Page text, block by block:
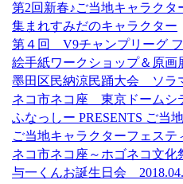
第2回新春♪ご当地キャラク
集まれすみだのキャラクター
第４回 V9チャンプリーグ
絵手紙ワークショップ＆原画
墨田区民納涼民踊大会 ソラ
ネコ市ネコ座 東京ドームシ
ふなっしー PRESENTS ご当
ご当地キャラクターフェス
ネコ市ネコ座～ホゴネコ文
与一くんお誕生日会